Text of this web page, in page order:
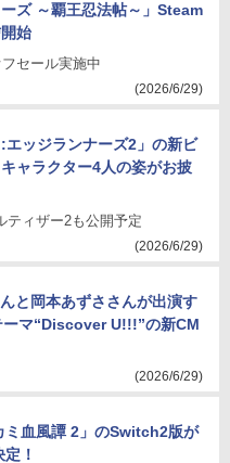
ーズ ～覇王忍法帖～」Steam
始
セール実施中
(2026/6/29)
:エッジランナーズ2」の新ビ
ャラクター4人の姿がお披
ティザー2も公開予定
(2026/6/29)
と岡本あずささんが出演す
ーマ“Discover U!!!”の新CM
(2026/6/29)
ミ血風譚 2」のSwitch2版が
！